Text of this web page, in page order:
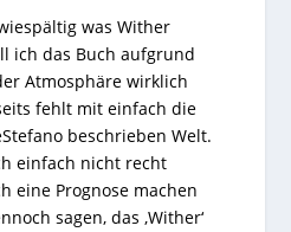
was Wither
ich das Buch aufgrund
Atmosphäre wirklich
fehlt mit einfach die
beschrieben Welt.
einfach nicht recht
eine Prognose machen
sagen, das ‚Wither‘